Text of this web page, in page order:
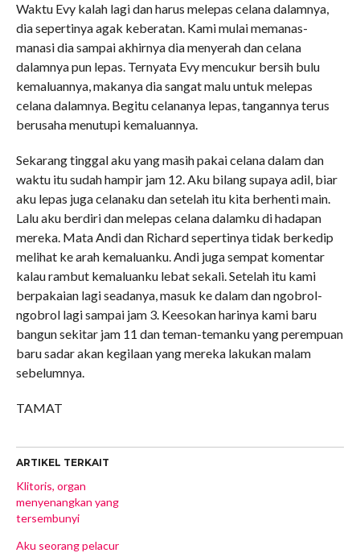
Waktu Evy kalah lagi dan harus melepas celana dalamnya,
dia sepertinya agak keberatan. Kami mulai memanas-
manasi dia sampai akhirnya dia menyerah dan celana
dalamnya pun lepas. Ternyata Evy mencukur bersih bulu
kemaluannya, makanya dia sangat malu untuk melepas
celana dalamnya. Begitu celananya lepas, tangannya terus
berusaha menutupi kemaluannya.
Sekarang tinggal aku yang masih pakai celana dalam dan
waktu itu sudah hampir jam 12. Aku bilang supaya adil, biar
aku lepas juga celanaku dan setelah itu kita berhenti main.
Lalu aku berdiri dan melepas celana dalamku di hadapan
mereka. Mata Andi dan Richard sepertinya tidak berkedip
melihat ke arah kemaluanku. Andi juga sempat komentar
kalau rambut kemaluanku lebat sekali. Setelah itu kami
berpakaian lagi seadanya, masuk ke dalam dan ngobrol-
ngobrol lagi sampai jam 3. Keesokan harinya kami baru
bangun sekitar jam 11 dan teman-temanku yang perempuan
baru sadar akan kegilaan yang mereka lakukan malam
sebelumnya.
TAMAT
ARTIKEL TERKAIT
Klitoris, organ
menyenangkan yang
tersembunyi
Aku seorang pelacur